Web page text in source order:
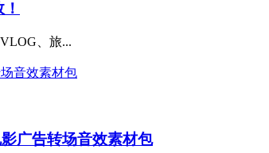
、旅...
广告转场音效素材包